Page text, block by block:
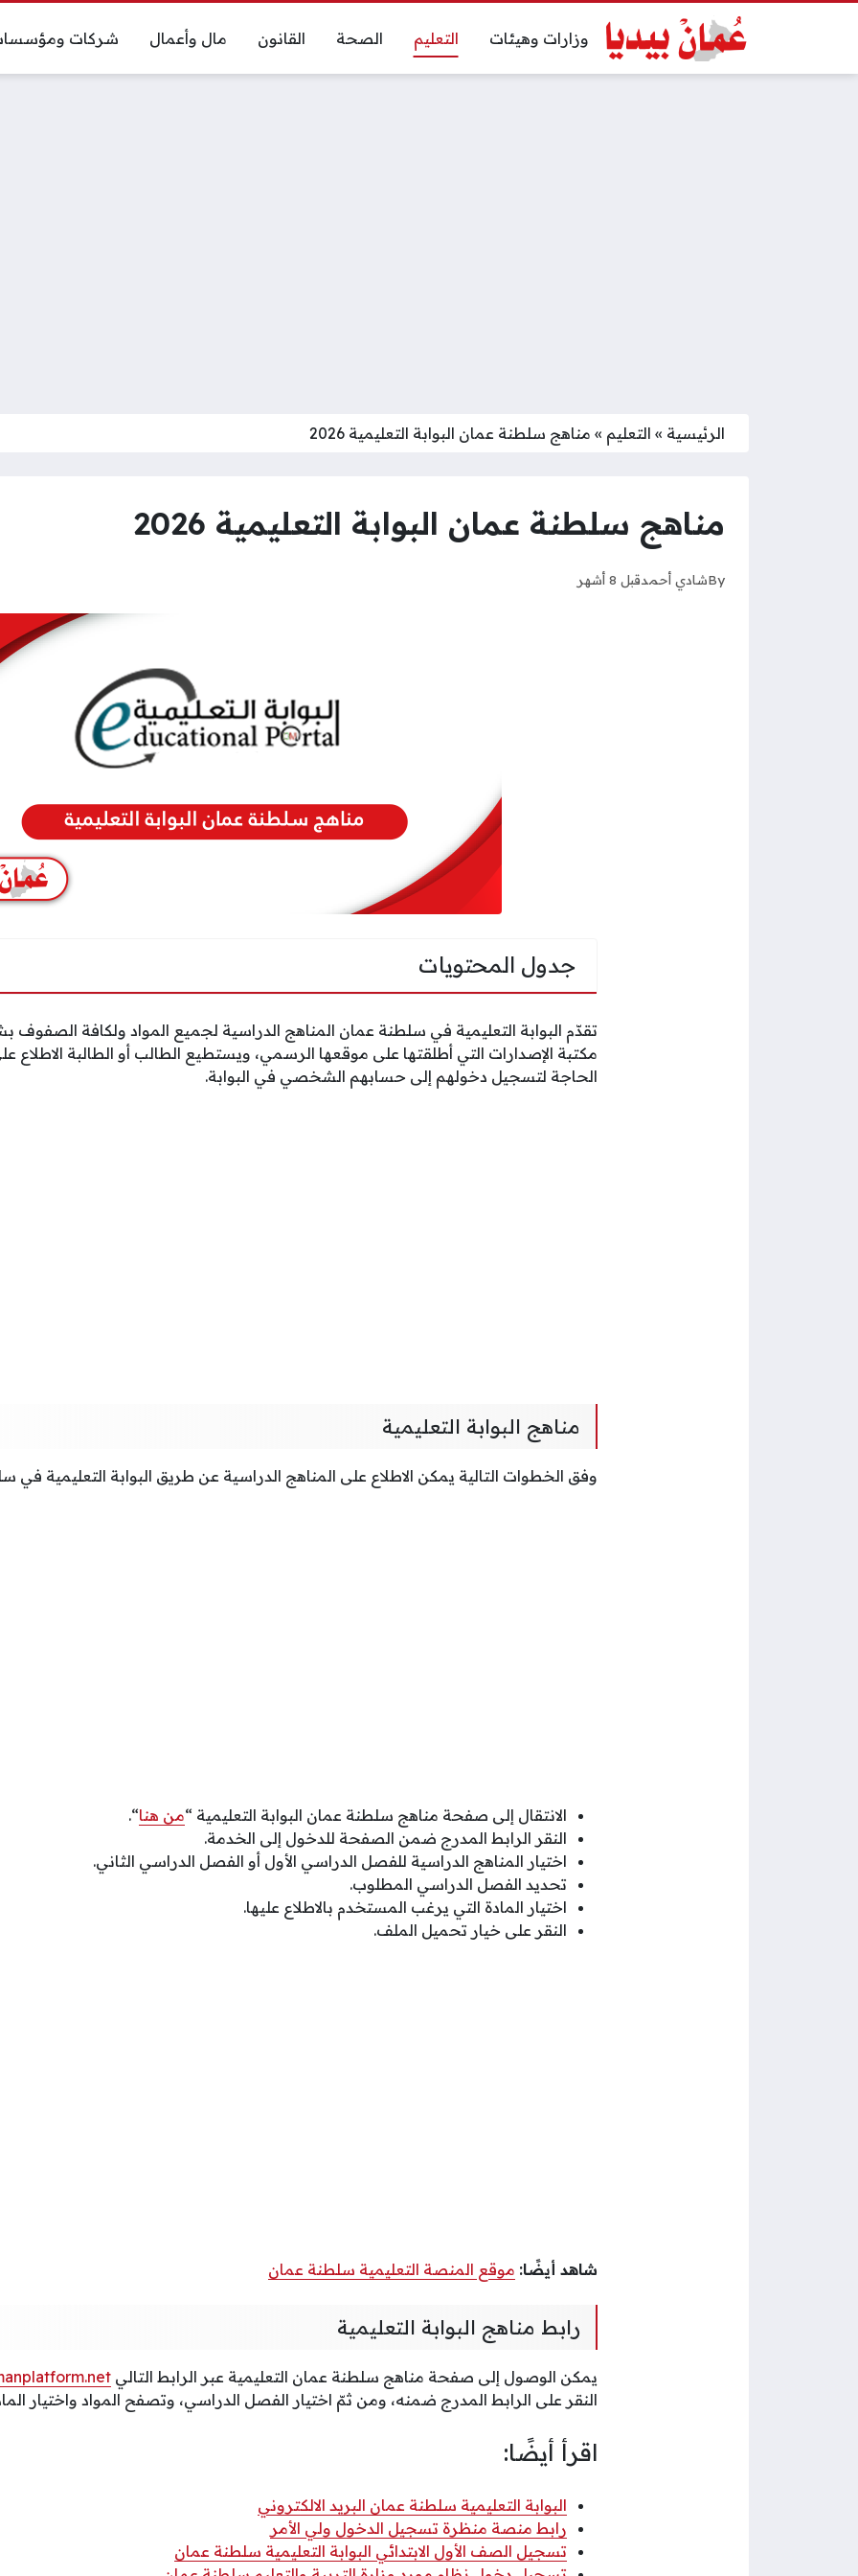
وزارات وهيئات التعليم الصحة القانون مال وأعمال شركات
الرئيسية » التعليم » مناهج سلطنة عمان البوابة التعليمية 2026
مناهج سلطنة عمان البوابة التعليمية 2026
Byشادي أحمدقبل 8 أشهر
جدول المحتويات
تقدّم البوابة التعليمية في سلطنة عمان المناهج الدراسية لجميع المواد ولكافة
مكتبة الإصدارات التي أطلقتها على موقعها الرسمي، ويستطيع الطالب أو الطالبة الاطلاع
الحاجة لتسجيل دخولهم إلى حسابهم الشخصي في البوابة.
مناهج البوابة التعليمية
وفق الخطوات التالية يمكن الاطلاع على المناهج الدراسية عن طريق البوابة التعليمية في
الانتقال إلى صفحة مناهج سلطنة عمان البوابة التعليمية “من هنا“.
النقر الرابط المدرج ضمن الصفحة للدخول إلى الخدمة.
اختيار المناهج الدراسية للفصل الدراسي الأول أو الفصل الدراسي الثاني.
تحديد الفصل الدراسي المطلوب.
اختيار المادة التي يرغب المستخدم بالاطلاع عليها.
النقر على خيار تحميل الملف.
شاهد أيضًا: موقع المنصة التعليمية سلطنة عمان
رابط مناهج البوابة التعليمية
يمكن الوصول إلى صفحة مناهج سلطنة عمان التعليمية عبر الرابط التالي
النقر على الرابط المدرج ضمنه، ومن ثمّ اختيار الفصل الدراسي، وتصفح المواد واختيار
اقرأ أيضًا:
البوابة التعليمية سلطنة عمان البريد الالكتروني
رابط منصة منظرة تسجيل الدخول ولي الأمر
تسجيل الصف الأول الابتدائي البوابة التعليمية سلطنة عمان